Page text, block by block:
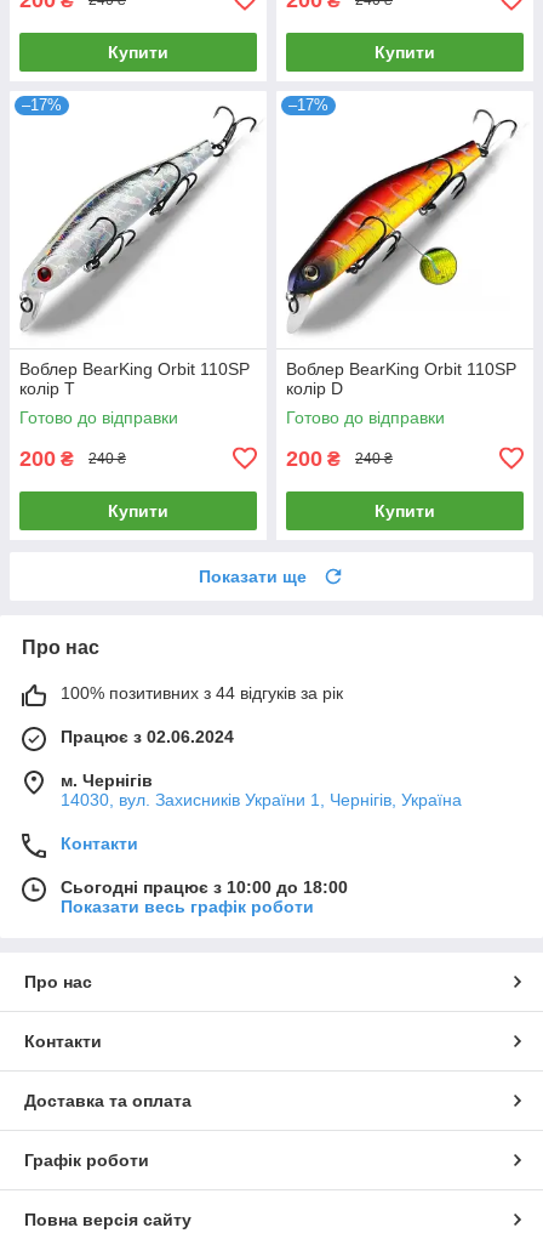
Купити Купити
–17%
Воблер BearKing Orbit 110SP
колір T
Готово до відправки
200 ₴ 240 ₴
Купити
–17%
Воблер BearKing Orbit 110SP
колір D
Готово до відправки
200 ₴ 240 ₴
Купити
Показати ще
Про нас
100% позитивних з 44 відгуків за рік
Працює з 02.06.2024
м. Чернігів
14030, вул. Захисників України 1, Чернігів, Україна
Контакти
Сьогодні працює з 10:00 до 18:00
Показати весь графік роботи
Про нас
Контакти
Доставка та оплата
Графік роботи
Повна версія сайту